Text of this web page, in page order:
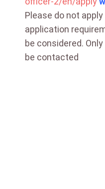
Please do not
application
be considered.
be contacted